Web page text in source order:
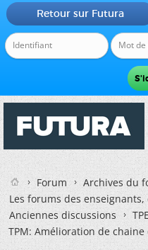
Retour sur Futura
Forum
Archives du
Les forums des
Anciennes discussions
TPM: Amélioration de